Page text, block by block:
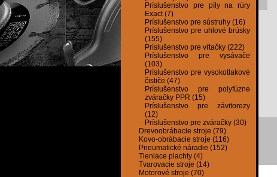
Príslušenstvo pre píly na rúry
Exact (7)
Príslušenstvo pre sústruhy (16)
Príslušenstvo pre uhlové brúsky
(155)
Príslušenstvo pre vŕtačky (222)
Príslušenstvo pre vysávače
(103)
Príslušenstvo pre vysokotlakové
čističe (47)
Príslušenstvo pre polyfúzne
zváračky PPR (15)
Príslušenstvo pre závitorezy
(12)
Príslušenstvo pre zváračky (30)
Drevoobrábacie stroje (79)
Kovo-obrábacie stroje (116)
Pneumatické náradie (152)
Tieniace plachty (4)
Tvarovacie stroje (14)
Motorové stroje (70)